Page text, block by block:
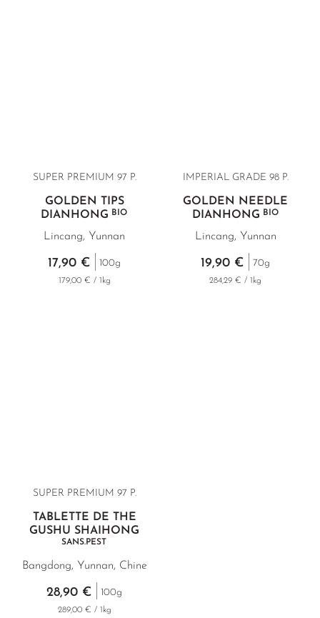
SUPER PREMIUM 97 P.
GOLDEN TIPS
DIANHONGBIO
Lincang, Yunnan
17,90 € 100g
179,00 € / 1kg
IMPERIAL GRADE 98 P.
GOLDEN NEEDLE
DIANHONG BIO
Lincang, Yunnan
19,90 € 70g
284,29 € / 1kg
SUPER PREMIUM 97 P.
TABLETTE DE THÉ
GUSHU SHAIHONG
SANS.PEST
Bangdong, Yunnan, Chine
28,90 € 100g
289,00 € / 1kg